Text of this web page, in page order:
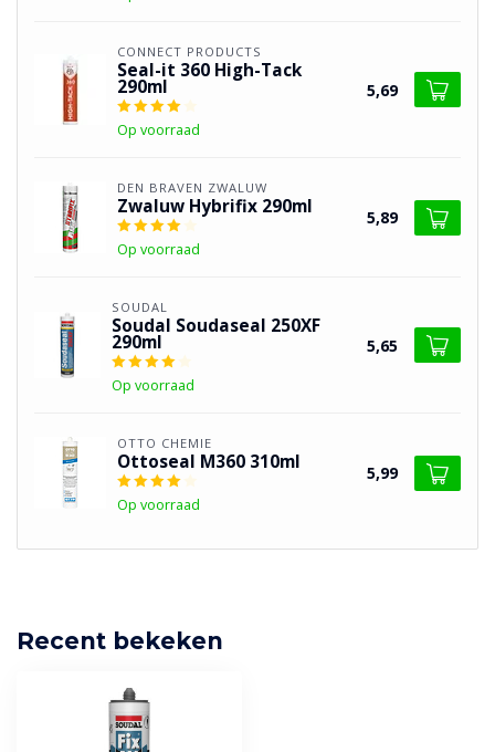
CONNECT PRODUCTS
Seal-it 360 High-Tack
290ml
Op voorraad
5,69
DEN BRAVEN ZWALUW
Zwaluw Hybrifix 290ml
Op voorraad
5,89
SOUDAL
Soudal Soudaseal 250XF
290ml
Op voorraad
5,65
OTTO CHEMIE
Ottoseal M360 310ml
Op voorraad
5,99
Recent bekeken